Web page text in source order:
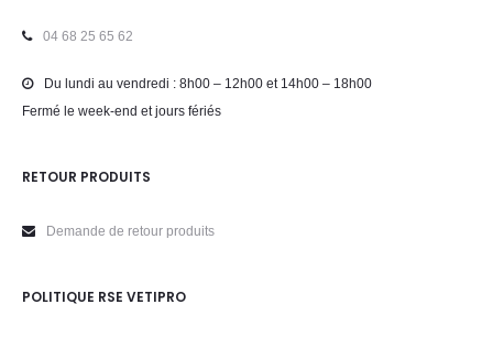
04 68 25 65 62
Du lundi au vendredi : 8h00 – 12h00 et 14h00 – 18h00
Fermé le week-end et jours fériés
RETOUR PRODUITS
Demande de retour produits
POLITIQUE RSE VETIPRO